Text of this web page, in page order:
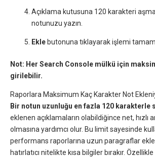
Açıklama kutusuna 120 karakteri
notunuzu yazın.
Ekle butonuna tıklayarak işlemi
Not: Her Search Console mülkü için
girilebilir.
Raporlara Maksimum Kaç Karakter Not
Bir notun uzunluğu en fazla 120 karakterle
eklenen açıklamaların olabildiğince net, hızlı
olmasına yardımcı olur. Bu limit sayesinde
performans raporlarına uzun paragraflar
hatırlatıcı nitelikte kısa bilgiler bırakır.